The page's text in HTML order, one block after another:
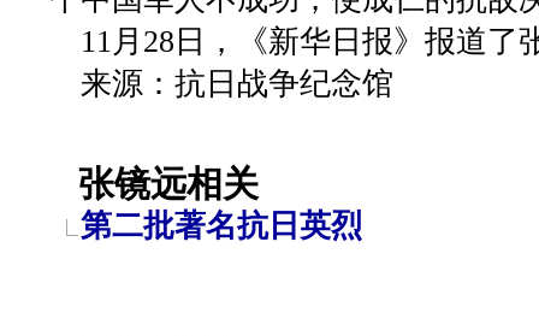
11月28日，《新华日报》报道了
来源：抗日战争纪念馆
张镜远相关
第二批著名抗日英烈